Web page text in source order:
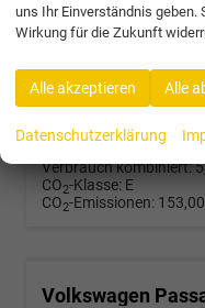
Fahrzeugnr. 58303
Kraftstoff
Diesel
17.10.2025
45.472,– €
incl. 19% MwSt.
Verbrauch kombiniert:
CO2-Klasse: E
CO2-Emissionen:
Volkswagen
uns Ihr Einverständnis geben.
Wirkung für die Zukunft
Alle akzeptieren Alle
Datenschutzerklärung